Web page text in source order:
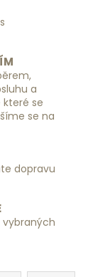
a
se
se na
dopravu